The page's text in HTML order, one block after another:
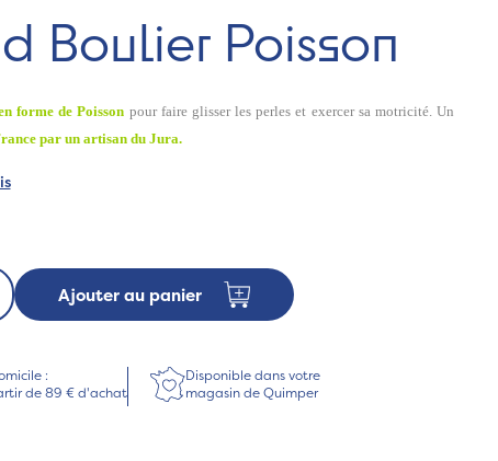
Boulier Poisson
forme de Poisson pour faire glisser les perles et exercer sa motricité. Un
par un artisan du Jura.
Ajouter au panier
:
de 89 € d'achat
Disponible dans votre
magasin de Quimper